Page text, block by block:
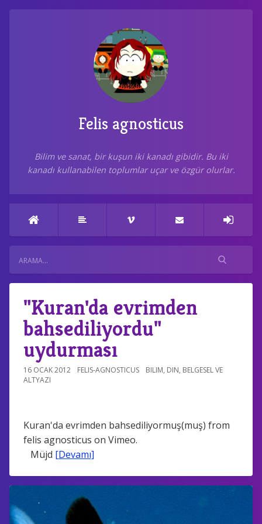
Felis agnosticus
Bilim ve sanat, bir kuşun iki kanadı gibidir. Bu iki
kanadı kullanabilen toplumlar uçar ve özgür olurlar.
"Kuran'da evrimden
bahsediliyordu"
uydurması
16 OCAK 2012 FELIS-AGNOSTICUS BILIM, DIN, BELGESEL VE
ALTYAZI
Kuran'da evrimden bahsediliyormuş(muş) from
felis agnosticus on Vimeo.
Müjd [Devamı]